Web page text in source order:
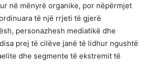
në mënyrë organike, por nëpërmjet
të një rrjeti të gjerë
personazhesh mediatikë dhe
prej të cilëve janë të lidhur ngushtë
dhe segmente të ekstremit të